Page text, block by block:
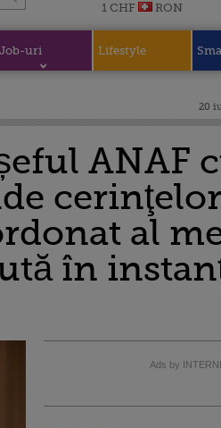
1 CHF
RON
Job-uri Lifestyle
20
ANAF
al
în
Ads by